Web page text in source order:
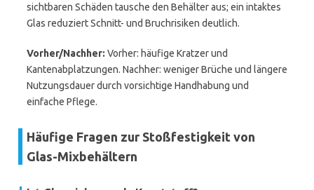
sichtbaren Schäden tausche den Behälter aus; ein intaktes
Glas reduziert Schnitt- und Bruchrisiken deutlich.
Vorher/Nachher: Vorher: häufige Kratzer und
Kantenabplatzungen. Nachher: weniger Brüche und längere
Nutzungsdauer durch vorsichtige Handhabung und
einfache Pflege.
Häufige Fragen zur Stoßfestigkeit von
Glas-Mixbehältern